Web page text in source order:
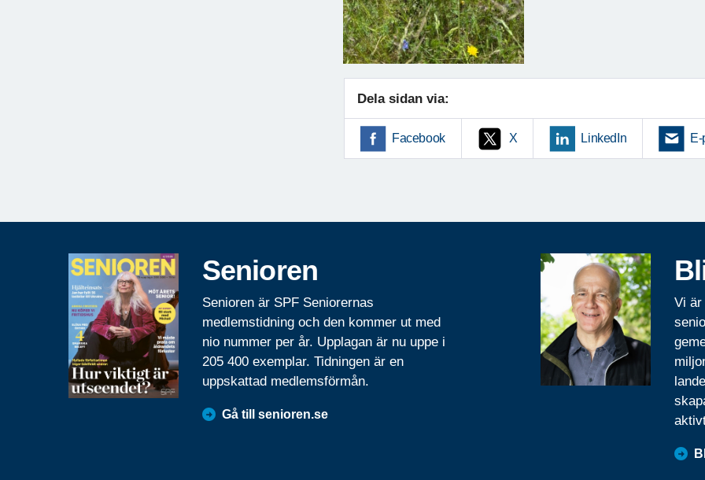
Dela sidan via:
Facebook X LinkedIn
Senioren
Senioren är SPF Seniorernas
medlemstidning och den kommer ut med
nio nummer per år. Upplagan är nu uppe i
205 400 exemplar. Tidningen är en
uppskattad medlemsförmån.
Gå till senioren.se
Vi är